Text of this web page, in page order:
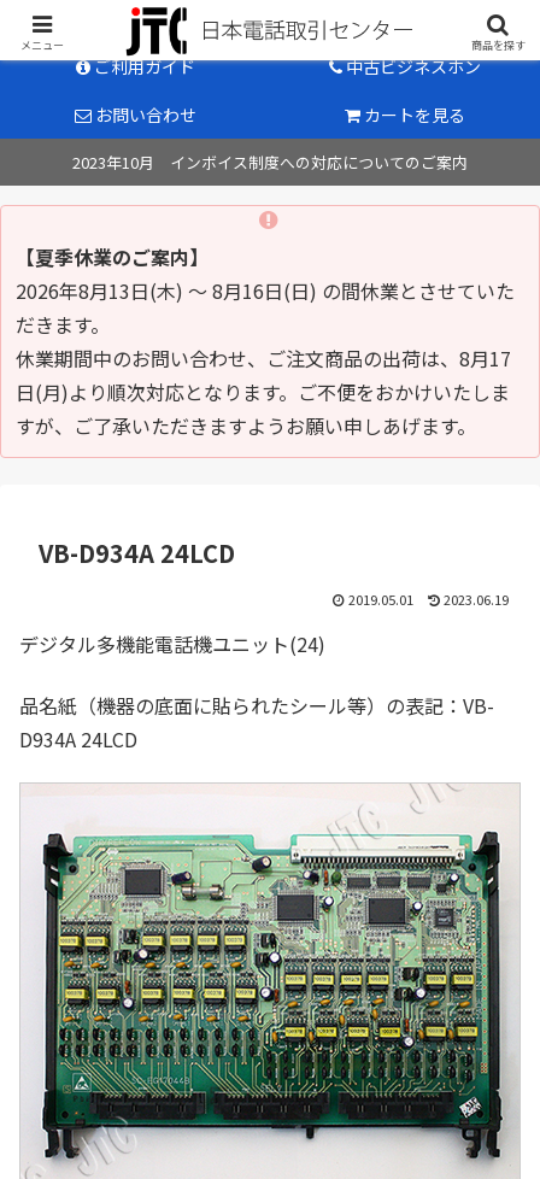
中古ビジネスホン販売のパイオニア
ご利用ガイド
中古ビジネスホン
お問い合わせ
カートを見る
2023年10月 インボイス制度への対応についてのご案内
【夏季休業のご案内】
2026年8月13日(木) ～ 8月16日(日) の間休業とさせていた
だきます。
休業期間中のお問い合わせ、ご注文商品の出荷は、8月17
日(月)より順次対応となります。ご不便をおかけいたしま
すが、ご了承いただきますようお願い申しあげます。
VB-D934A 24LCD
2019.05.01 2023.06.19
デジタル多機能電話機ユニット(24)
品名紙（機器の底面に貼られたシール等）の表記：VB-
D934A 24LCD
メニュー 商品を探す